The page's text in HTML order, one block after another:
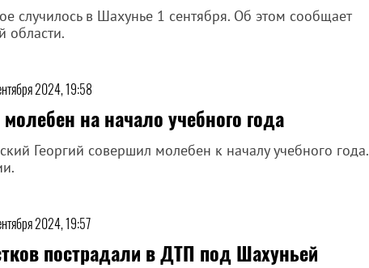
случилось в Шахунье 1 сентября. Об этом сообщает
области.
2024, 19:58
на начало учебного года
Георгий совершил молебен к началу учебного года.
2024, 19:57
пострадали в ДТП под Шахуньей